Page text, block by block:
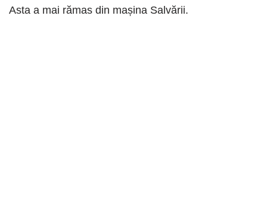
Asta a mai rămas din mașina Salvării.